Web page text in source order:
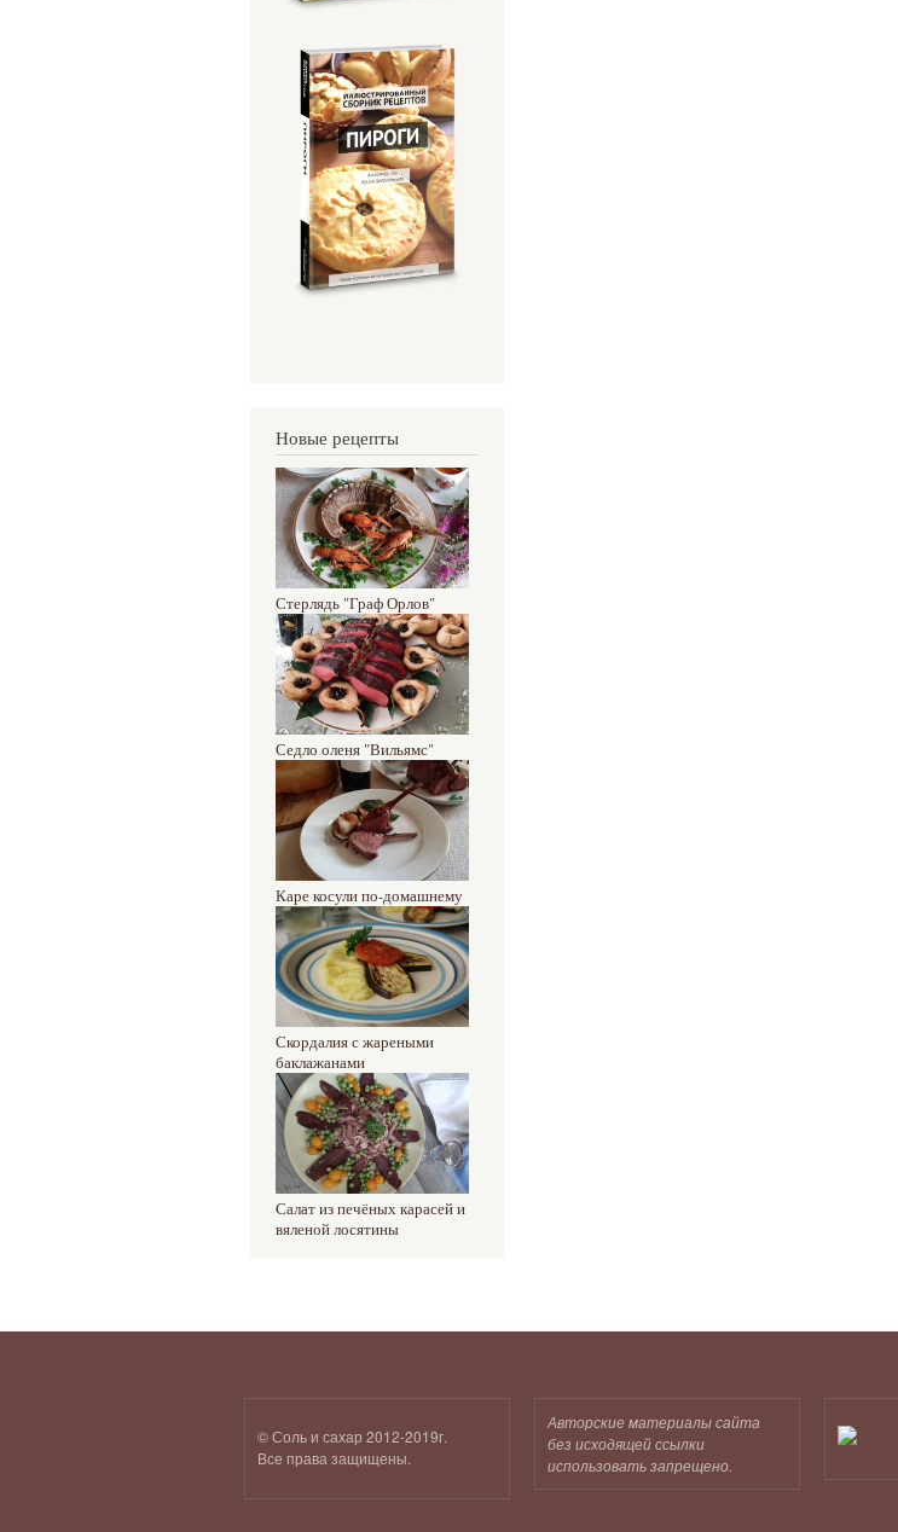
Новые рецепты
Стерлядь "Граф Орлов"
Седло оленя "Вильямс"
Каре косули по-домашнему
Скордалия с жареными
баклажанами
Салат из печёных карасей и
вяленой лосятины
© Соль и сахар 2012-2019г.
Все права защищены.
Авторские материалы сайта
без исходящей ссылки
использовать запрещено.